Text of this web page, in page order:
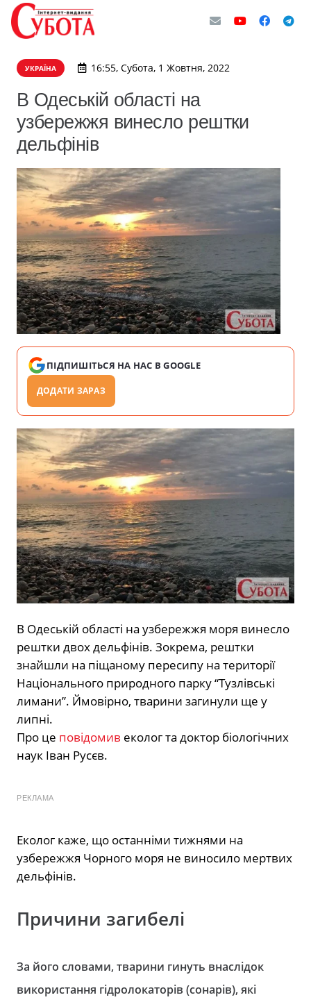
УКРАЇНА 16:55, Субота, 1 Жовтня, 2022
В Одеській області на
узбережжя винесло рештки
дельфінів
ПІДПИШІТЬСЯ НА НАС В GOOGLE
ДОДАТИ ЗАРАЗ
В Одеській області на узбережжя моря винесло
рештки двох дельфінів. Зокрема, рештки
знайшли на піщаному пересипу на території
Національного природного парку “Тузлівські
лимани”. Ймовірно, тварини загинули ще у
липні.
Про це повідомив еколог та доктор біологічних
наук Іван Русєв.
РЕКЛАМА
Еколог каже, що останніми тижнями на
узбережжя Чорного моря не виносило мертвих
дельфінів.
Причини загибелі
За його словами, тварини гинуть внаслідок
використання гідролокаторів (сонарів), які